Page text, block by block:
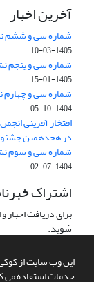
این وب سایت از کوکی
خدمات استفاده می
آخرین اخبار
شماره سی و ششم
1405-03-10
شماره سی و پنجم
1405-01-15
شماره سی و
1404-10-05
افتخار آفرینی
در هجدهمین
شماره سی و سوم
1404-07-02
اشتراک
برای دریافت
شوید.